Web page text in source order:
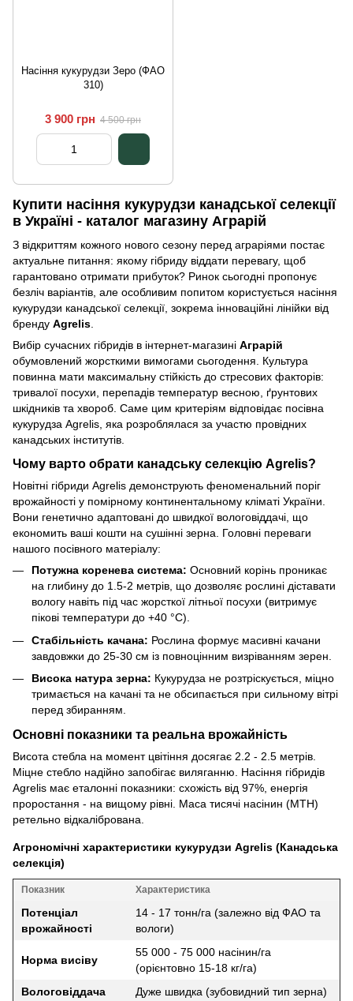
Насіння кукурудзи Зеро (ФАО
310)
3 900 грн 4 500 грн
Купити насіння кукурудзи канадської селекції
в Україні - каталог магазину Аграрій
З відкриттям кожного нового сезону перед аграріями постає
актуальне питання: якому гібриду віддати перевагу, щоб
гарантовано отримати прибуток? Ринок сьогодні пропонує
безліч варіантів, але особливим попитом користується насіння
кукурудзи канадської селекції, зокрема інноваційні лінійки від
бренду Agrelis
Вибір сучасних гібридів в інтернет-магазині Аграрій
обумовлений жорсткими вимогами сьогодення. Культура
повинна мати максимальну стійкість до стресових факторів:
тривалої посухи, перепадів температур весною, ґрунтових
шкідників та хвороб. Саме цим критеріям відповідає посівна
кукурудза Agrelis, яка розроблялася за участю провідних
канадських інститутів.
Чому варто обрати канадську селекцію Agrelis?
Новітні гібриди Agrelis демонструють феноменальний поріг
врожайності у помірному континентальному кліматі України.
Вони генетично адаптовані до швидкої вологовіддачі, що
економить ваші кошти на сушінні зерна. Головні переваги
нашого посівного матеріалу:
Потужна коренева система: Основний корінь проникає
на глибину до 1.5-2 метрів, що дозволяє рослині діставати
вологу навіть під час жорсткої літньої посухи (витримує
пікові температури до +40 °C).
Стабільність качана: Рослина формує масивні качани
завдовжки до 25-30 см із повноцінним визріванням зерен.
Висока натура зерна: Кукурудза не розтріскується, міцно
тримається на качані та не обсипається при сильному вітрі
перед збиранням.
Основні показники та реальна врожайність
Висота стебла на момент цвітіння досягає 2.2 - 2.5 метрів.
Міцне стебло надійно запобігає виляганню. Насіння гібридів
Agrelis має еталонні показники: схожість від 97%, енергія
проростання - на вищому рівні. Маса тисячі насінин (МТН)
ретельно відкалібрована.
Агрономічні характеристики кукурудзи Agrelis (Канадська
селекція)
Показник Характеристика
Потенціал
врожайності
14 - 17 тонн/га (залежно від ФАО та
вологи)
Норма висіву
55 000 - 75 000 насінин/га
(орієнтовно 15-18 кг/га)
Вологовіддача
Дуже швидка (зубовидний тип зерна)